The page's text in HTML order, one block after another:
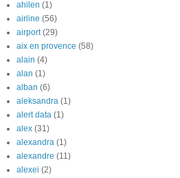
ahilen (1)
airline (56)
airport (29)
aix en provence (58)
alain (4)
alan (1)
alban (6)
aleksandra (1)
alert data (1)
alex (31)
alexandra (1)
alexandre (11)
alexei (2)